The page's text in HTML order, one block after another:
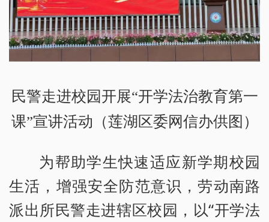
民警走进校园开展“开学法治教育第一
课”宣讲活动（莲湖区委网信办供图）
为帮助学生快速适应新学期校园
生活，增强安全防范意识，劳动南路
派出所民警走进辖区校园，以“开学法